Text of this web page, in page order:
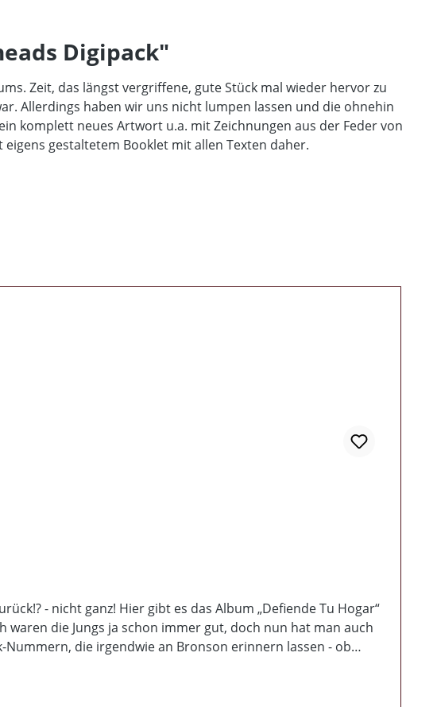
Digipack"
Zeit, das längst vergriffene, gute Stück mal wieder hervor zu
Allerdings haben wir uns nicht lumpen lassen und die ohnehin
komplett neues Artwort u.a. mit Zeichnungen aus der Feder von
gestaltetem Booklet mit allen Texten daher.
- nicht ganz! Hier gibt es das Album „Defiende Tu Hogar“
die Jungs ja schon immer gut, doch nun hat man auch
die irgendwie an Bronson erinnern lassen - ob